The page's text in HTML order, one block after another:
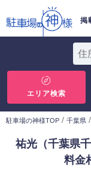
掲
エリア検索
駐車場の神様TOP / 千葉県 /
祐光（千葉県
料金